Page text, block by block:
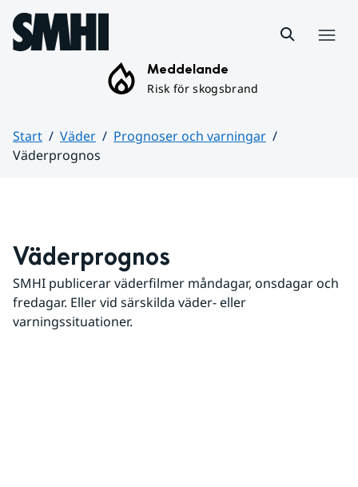
Hoppa till sidans innehåll
Meddelande
Risk för skogsbrand
Start Väder
Prognoser och varningar
Väderprognos
Väderprognos
SMHI publicerar väderfilmer måndagar, onsdagar och
fredagar. Eller vid särskilda väder- eller
varningssituationer.